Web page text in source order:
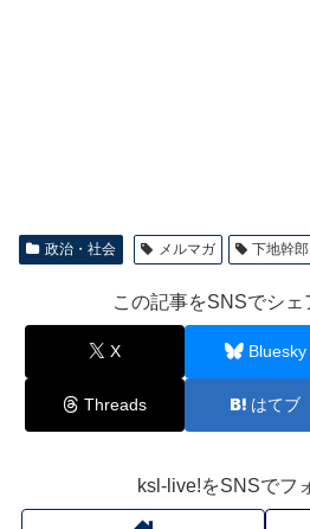
政治・社会 メルマガ 下地幹郎
この記事をSNSでシェ
X Bluesky
Threads はてブ
ksl-live!をSNSでフ